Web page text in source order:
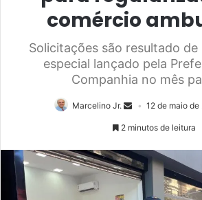
comércio
Solicitações são resultado
especial lançado pela
Companhia no mês
Marcelino Jr. 12 de maio de
2 minutos de leitura